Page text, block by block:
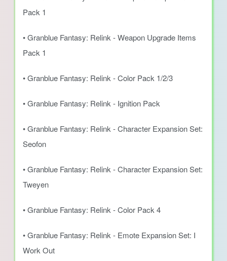
Pack 1
• Granblue Fantasy: Relink - Weapon Upgrade Items
Pack 1
• Granblue Fantasy: Relink - Color Pack 1/2/3
• Granblue Fantasy: Relink - Ignition Pack
• Granblue Fantasy: Relink - Character Expansion Set:
Seofon
• Granblue Fantasy: Relink - Character Expansion Set:
Tweyen
• Granblue Fantasy: Relink - Color Pack 4
• Granblue Fantasy: Relink - Emote Expansion Set: I
Work Out